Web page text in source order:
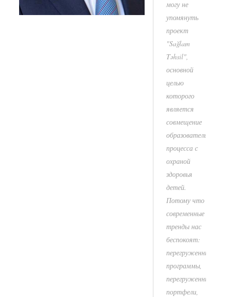
могу не
упомянуть
проект
"Sağlam
Təhsil",
основной
целью
которого
является
совмещение
образовательного
процесса с
охраной
здоровья
детей.
Потому что
современные
тренды нас
беспокоят:
перегруженные
программы,
перегруженные
портфели,